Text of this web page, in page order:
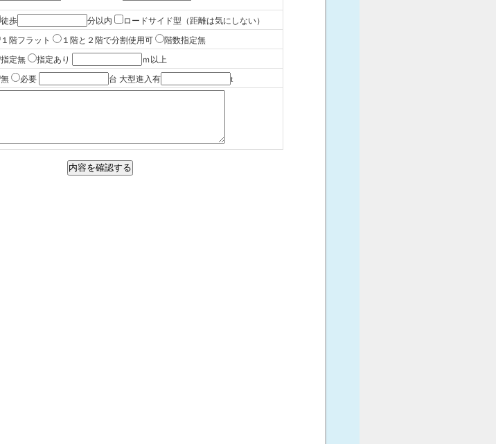
徒歩 分以内
ロードサイド型（距離は気にしない）
１階フラット １階と２階で分割使用可
階数指定無
指定無 指定あり
ｍ以上
無 必要 台 大型進入有 t